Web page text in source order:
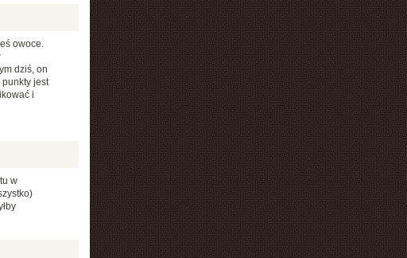
owoce.
dziś, on
jest
i
w